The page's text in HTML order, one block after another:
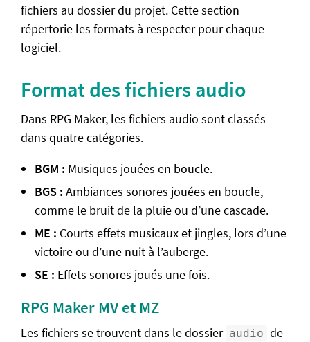
« Portail de RPG Maker
Découvrir
Historique de la série
Comparatif des versions
RPG Maker Starter Pack
Vue d'ensemble
Le mapping
Interrupteurs et variables
Documentation
Questions fréquentes
Caractéristiques et formules
fichiers au dossier du projet. Cette section
répertorie les formats à respecter pour chaque
logiciel.
Format des fichiers audio
Dans RPG Maker, les fichiers audio sont classés
dans quatre catégories.
BGM : Musiques jouées en boucle.
BGS : Ambiances sonores jouées en boucle,
comme le bruit de la pluie ou d’une cascade.
ME : Courts effets musicaux et jingles, lors d’une
victoire ou d’une nuit à l’auberge.
SE : Effets sonores joués une fois.
RPG Maker MV et MZ
Les fichiers se trouvent dans le dossier audio de